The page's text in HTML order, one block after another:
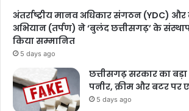
अंतर्राष्ट्रीय मानव अधिकार संगठन (YDC)
अभियान (तर्पण) ने ‘बुलंद छत्तीसगढ़’ के
किया सम्मानित
5 days ago
छत्तीसगढ़ सरकार का
पनीर, क्रीम और बटर पर
5 days ago